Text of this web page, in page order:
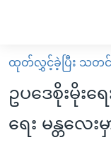
လွယ်ကူ
စေ
Link
မူလစာမျက်နှာ
မြန်မာ
ကမ္ဘာ့သတင်းများ
ထုတ်လွှင့်ခဲ့ပြီး သတင်း
ဥပဒေစိုးမိုး
ရေး မန္တလေးမှ